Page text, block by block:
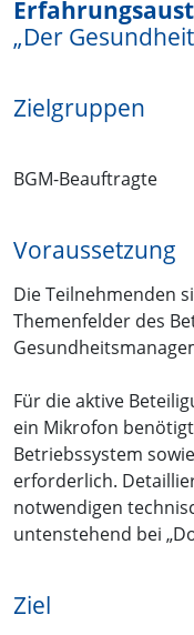
„Der
Zielgruppen
BGM-Beauftragte
Voraussetzung
Die Teilnehmenden
Themenfelder des
Für die aktive
ein Mikrofon
Betriebssystem
erforderlich.
notwendigen
untenstehend bei
Ziel